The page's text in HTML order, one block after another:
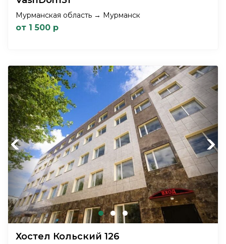
Мурманская область → Мурманск
от 1 500 р
Previous Next
Хостел Кольский 126